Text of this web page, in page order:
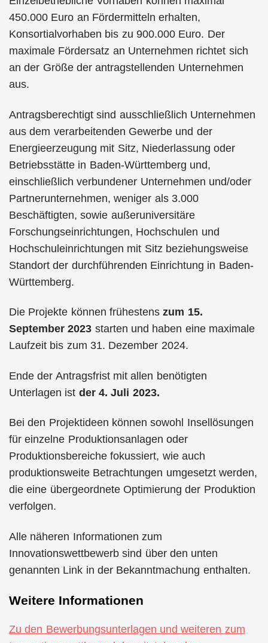
450.000 Euro an Fördermitteln erhalten,
Konsortialvorhaben bis zu 900.000 Euro. Der
maximale Fördersatz an Unternehmen richtet sich
an der Größe der antragstellenden Unternehmen
aus.
Antragsberechtigt sind ausschließlich Unternehmen
aus dem verarbeitenden Gewerbe und der
Energieerzeugung mit Sitz, Niederlassung oder
Betriebsstätte in Baden-Württemberg und,
einschließlich verbundener Unternehmen und/oder
Partnerunternehmen, weniger als 3.000
Beschäftigten, sowie außeruniversitäre
Forschungseinrichtungen, Hochschulen und
Hochschuleinrichtungen mit Sitz beziehungsweise
Standort der durchführenden Einrichtung in Baden-
Württemberg.
Die Projekte können frühestenszum 15.
September 2023 starten und haben eine maximale
Laufzeit bis zum 31. Dezember 2024.
Ende der Antragsfrist mit allen benötigten
Unterlagen ist der 4. Juli 2023.
Bei den Projektideen können sowohl Insellösungen
für einzelne Produktionsanlagen oder
Produktionsbereiche fokussiert, wie auch
produktionsweite Betrachtungen umgesetzt werden,
die eine übergeordnete Optimierung der Produktion
verfolgen.
Alle näheren Informationen zum
Innovationswettbewerb sind über den unten
genannten Link in der Bekanntmachung enthalten.
Weitere Informationen
Zu den Bewerbungsunterlagen und weiteren zum